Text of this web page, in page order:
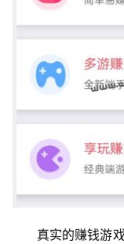
真实的赚钱游